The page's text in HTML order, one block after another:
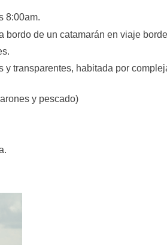
8:00am.
bordo de un catamarán en viaje
transparentes, habitada por
y pescado)